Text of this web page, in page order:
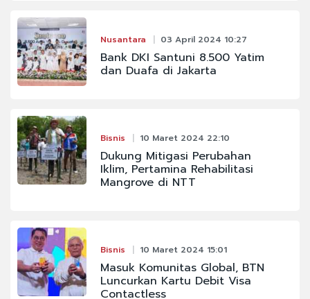
Nusantara 03 April 2024 10:27
Bank DKI Santuni 8.500 Yatim
dan Duafa di Jakarta
Bisnis 10 Maret 2024 22:10
Dukung Mitigasi Perubahan
Iklim, Pertamina Rehabilitasi
Mangrove di NTT
Bisnis 10 Maret 2024 15:01
Masuk Komunitas Global, BTN
Luncurkan Kartu Debit Visa
Contactless